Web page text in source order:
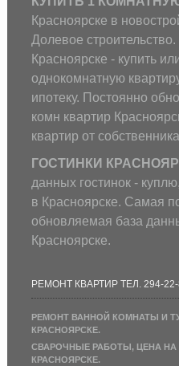
Красноярске в
Долевое
Красноярске - купить
однокомнатную
ипотеку. Постоянно
комн квартир
квартир от
ГОСТИНКИ
данных гостинок -
в Красноярске. Самая
обновляемая база
Красноярске.
РЕМОНТ КВАРТИР ТЕЛ. 294-
РЕМОНТ ВАННОЙ КОМНАТЫ И
КРАСНОЯРСКЕ.
СВАРОЧНЫЕ РАБОТЫ, ЦЕНА НА
КРАСНОЯРСКЕ.